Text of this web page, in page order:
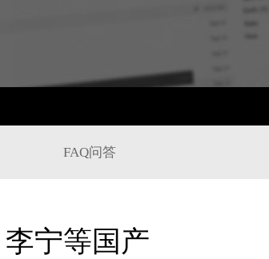
FAQ问答
宁等国产